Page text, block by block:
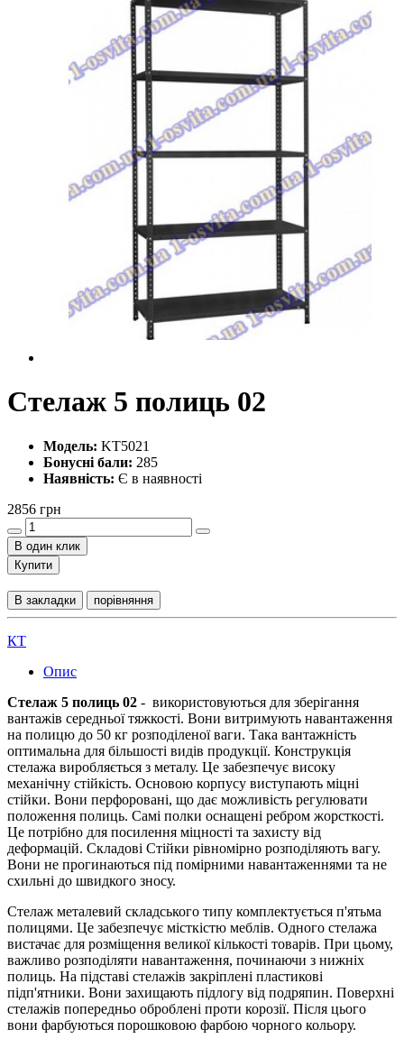
Стелаж 5 полиць 02
Модель: KT5021
Бонусні бали: 285
Наявність: Є в наявності
2856 грн
В один клик
Купити
В закладки порівняння
КТ
Опис
Стелаж 5 полиць 02 - використовуються для зберігання
вантажів середньої тяжкості. Вони витримують навантаження
на полицю до 50 кг розподіленої ваги. Така вантажність
оптимальна для більшості видів продукції. Конструкція
стелажа виробляється з металу. Це забезпечує високу
механічну стійкість. Основою корпусу виступають міцні
стійки. Вони перфоровані, що дає можливість регулювати
положення полиць. Самі полки оснащені ребром жорсткості.
Це потрібно для посилення міцності та захисту від
деформацій. Складові Стійки рівномірно розподіляють вагу.
Вони не прогинаються під помірними навантаженнями та не
схильні до швидкого зносу.
Стелаж металевий складського типу комплектується п'ятьма
полицями. Це забезпечує місткістю меблів. Одного стелажа
вистачає для розміщення великої кількості товарів. При цьому,
важливо розподіляти навантаження, починаючи з нижніх
полиць. На підставі стелажів закріплені пластикові
підп'ятники. Вони захищають підлогу від подряпин. Поверхні
стелажів попередньо оброблені проти корозії. Після цього
вони фарбуються порошковою фарбою чорного кольору.